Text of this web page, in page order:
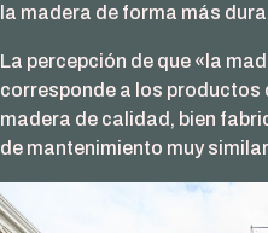
la madera de forma más
La percepción de que «la
corresponde a los productos
madera de calidad, bien
de mantenimiento muy